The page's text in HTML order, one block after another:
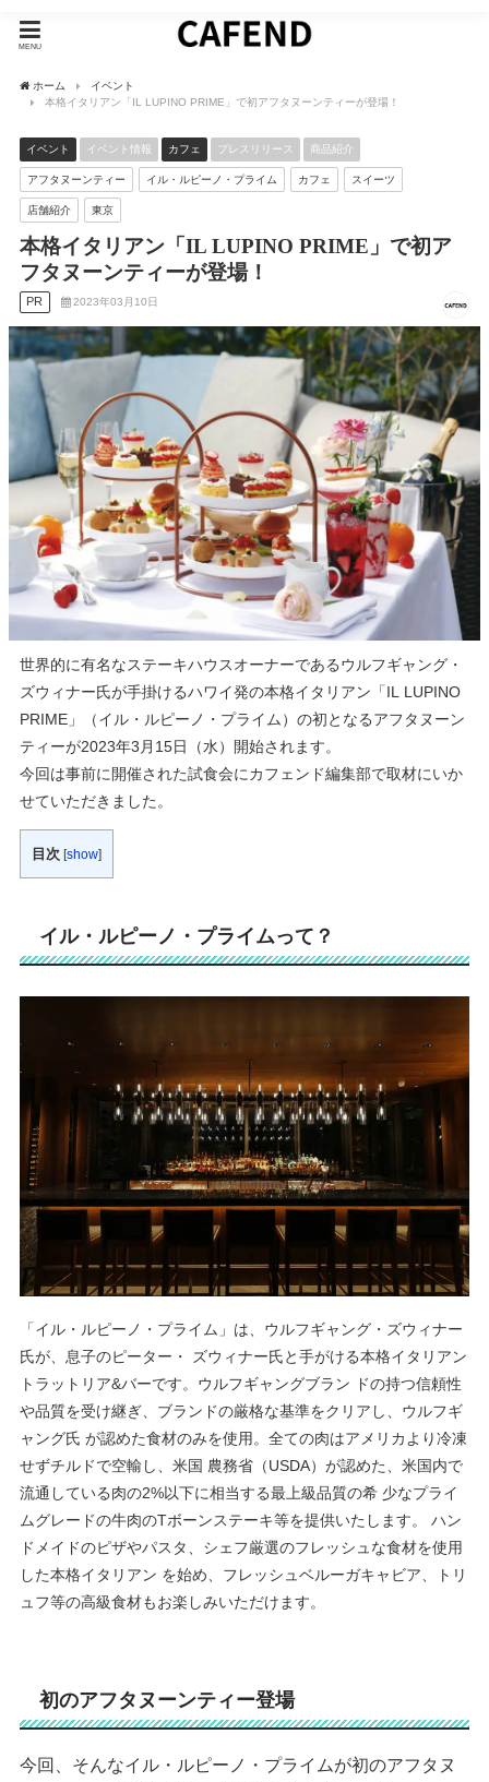
MENU
ホーム
イベント
本格イタリアン「IL LUPINO PRIME」で初アフタヌーンティーが登場！
イベント イベント情報 カフェ プレスリリース 商品紹介
アフタヌーンティー イル・ルピーノ・プライム カフェ スイーツ
店舗紹介 東京
本格イタリアン「IL LUPINO PRIME」で初ア
フタヌーンティーが登場！
PR 2023年03月10日
世界的に有名なステーキハウスオーナーであるウルフギャング・
ズウィナー氏が手掛けるハワイ発の本格イタリアン「IL LUPINO
PRIME」（イル・ルピーノ・プライム）の初となるアフタヌーン
ティーが2023年3月15日（水）開始されます。
今回は事前に開催された試食会にカフェンド編集部で取材にいか
せていただきました。
目次 show
イル・ルピーノ ・ プライムって？
「イル・ルピーノ・プライム」は、ウルフギャング・ズウィナー
⽒が、息⼦のピーター・ ズウィナー⽒と⼿がける本格イタリアン
トラットリア&バーです。ウルフギャングブラン ドの持つ信頼性
や品質を受け継ぎ、ブランドの厳格な基準をクリアし、ウルフギ
ャング⽒ が認めた⾷材のみを使⽤。全ての⾁はアメリカより冷凍
せずチルドで空輸し、⽶国 農務省（USDA）が認めた、⽶国内で
流通している⾁の2%以下に相当する最上級品質の希 少なプライ
ムグレードの⽜⾁のTボーンステーキ等を提供いたします。 ハン
ドメイドのピザやパスタ、シェフ厳選のフレッシュな⾷材を使⽤
した本格イタリアン を始め、フレッシュベルーガキャビア、トリ
ュフ等の⾼級⾷材もお楽しみいただけます。
初のアフタヌーンティー登場
今回、そんなイル・ルピーノ・プライムが初のアフタヌ